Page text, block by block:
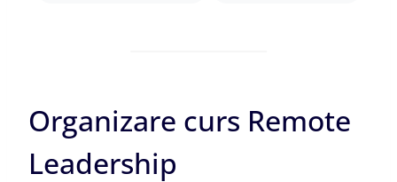
Organizare curs Remote
Leadership